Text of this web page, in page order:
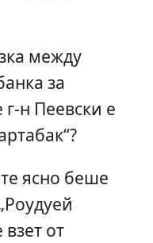
между
за
н Пеевски е
ясно беше
от